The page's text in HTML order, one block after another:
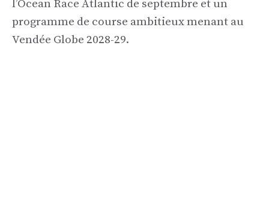
l’Ocean Race Atlantic de septembre et un
programme de course ambitieux menant au
Vendée Globe 2028-29.